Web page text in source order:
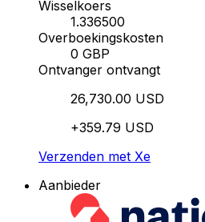
Wisselkoers
1.336500
Overboekingskosten
0 GBP
Ontvanger ontvangt
26,730.00 USD
+359.79 USD
Verzenden met Xe
Aanbieder